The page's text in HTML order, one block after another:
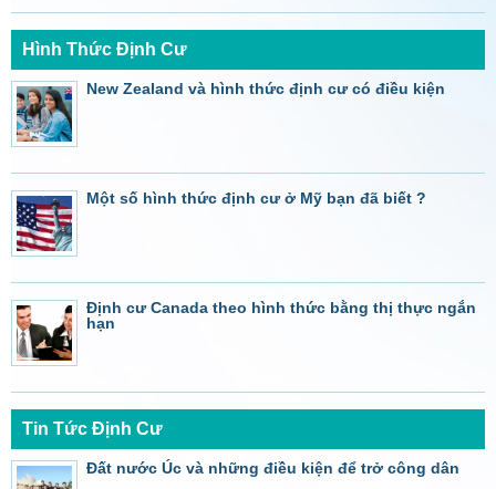
Hình Thức Định Cư
New Zealand và hình thức định cư có điều kiện
Một số hình thức định cư ở Mỹ bạn đã biết ?
Định cư Canada theo hình thức bằng thị thực ngắn
hạn
Tin Tức Định Cư
Đất nước Úc và những điều kiện để trở công dân